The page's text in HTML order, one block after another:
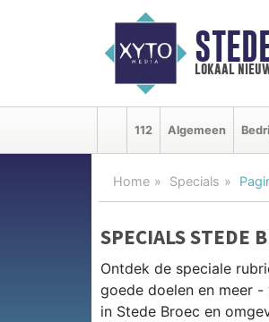
lokaal
112 Algemeen
Home Specials
SPECIALS STEDE
Ontdek de speciale
goede doelen en meer
in Stede Broec en